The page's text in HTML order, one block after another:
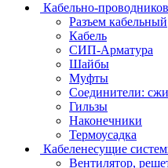
Кабельно-
Разъем кабельный
Кабель
СИП-Арматура
Шайбы
Муфты
Соединители:
Гильзы
Наконечники
Термоусадка
Кабеленесущие
Вентилятор,